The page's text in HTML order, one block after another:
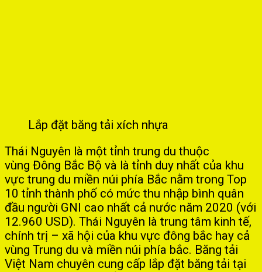
Lắp đặt băng tải xích nhựa
Thái Nguyên là một tỉnh trung du thuộc
vùng Đông Bắc Bộ và là tỉnh duy nhất của khu
vực trung du miền núi phía Bắc nằm trong Top
10 tỉnh thành phố có mức thu nhập bình quân
đầu người GNI cao nhất cả nước năm 2020 (với
12.960 USD). Thái Nguyên là trung tâm kinh tế,
chính trị – xã hội của khu vực đông bắc hay cả
vùng Trung du và miền núi phía bắc. Băng tải
Việt Nam chuyên cung cấp lắp đặt băng tải tại